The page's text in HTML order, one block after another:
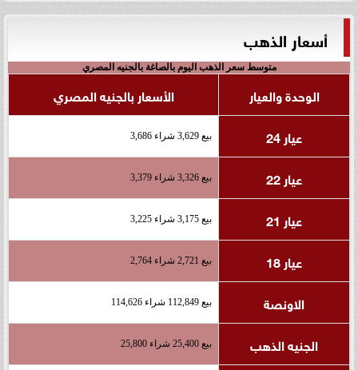
أسعار الذهب
متوسط سعر الذهب اليوم بالصاغة بالجنيه المصري
الوحدة والعيار
الأسعار بالجنيه المصري
عيار 24
بيع 3,629 شراء 3,686
عيار 22 بيع 3,326 شراء 3,379
عيار 21 بيع 3,175 شراء 3,225
عيار 18 بيع 2,721 شراء 2,764
الاونصة بيع 112,849 شراء 114,626
الجنيه الذهب بيع 25,400 شراء 25,800